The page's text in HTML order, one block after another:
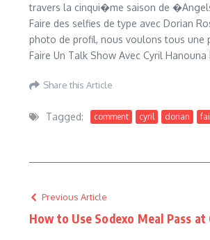
travers la cinqui�me saison de
Faire des selfies de type avec Dorian
photo de profil, nous voulons tous
Faire Un Talk Show Avec Cyril
Share this Article
Tagged: comment cyril dorian
Previous Article
How to Use Sodexo Meal Pass